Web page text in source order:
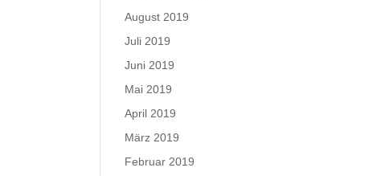
August 2019
Juli 2019
Juni 2019
Mai 2019
April 2019
März 2019
Februar 2019